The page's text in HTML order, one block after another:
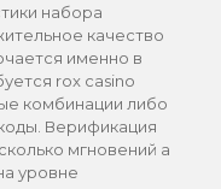
набора
качество
именно в
rox casino
комбинации либо
Верификация
мгновений а
уровне